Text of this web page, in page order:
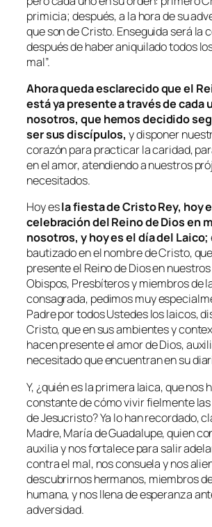
primicia; después, a la hora de su
que son de Cristo. Enseguida será la
después de haber aniquilado todos
mal”.
Ahora queda esclarecido que el
está ya presente a través de cada
nosotros, que hemos decidido
ser sus discípulos, y disponer
corazón para practicar la caridad,
en el amor, atendiendo a nuestros
necesitados.
Hoy esla fiesta de Cristo Rey, hoy
celebración del Reino de Dios en
nosotros, y hoy es el día del Laico;
bautizado en el nombre de Cristo,
presente el Reino de Dios en
Obispos, Presbíteros y miembros de
consagrada, pedimos muy
Padre por todos Ustedes los laicos,
Cristo, que en sus ambientes y
hacen presente el amor de Dios,
necesitado que encuentran en su
Y, ¿quién es la primera laica, que nos
constante de cómo vivir fielmente
de Jesucristo? Ya lo han recordado,
Madre, María de Guadalupe, quien
auxilia y nos fortalece para salir
contra el mal, nos consuela y nos
descubrirnos hermanos, miembros
humana, y nos llena de esperanza
adversidad.